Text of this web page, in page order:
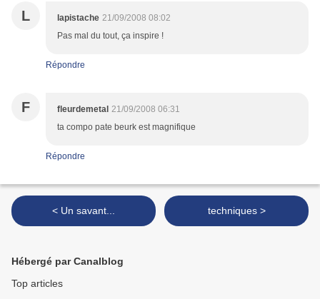
L lapistache 21/09/2008 08:02
Pas mal du tout, ça inspire !
Répondre
F fleurdemetal 21/09/2008 06:31
ta compo pate beurk est magnifique
Répondre
< Un savant... techniques >
Hébergé par Canalblog
Top articles